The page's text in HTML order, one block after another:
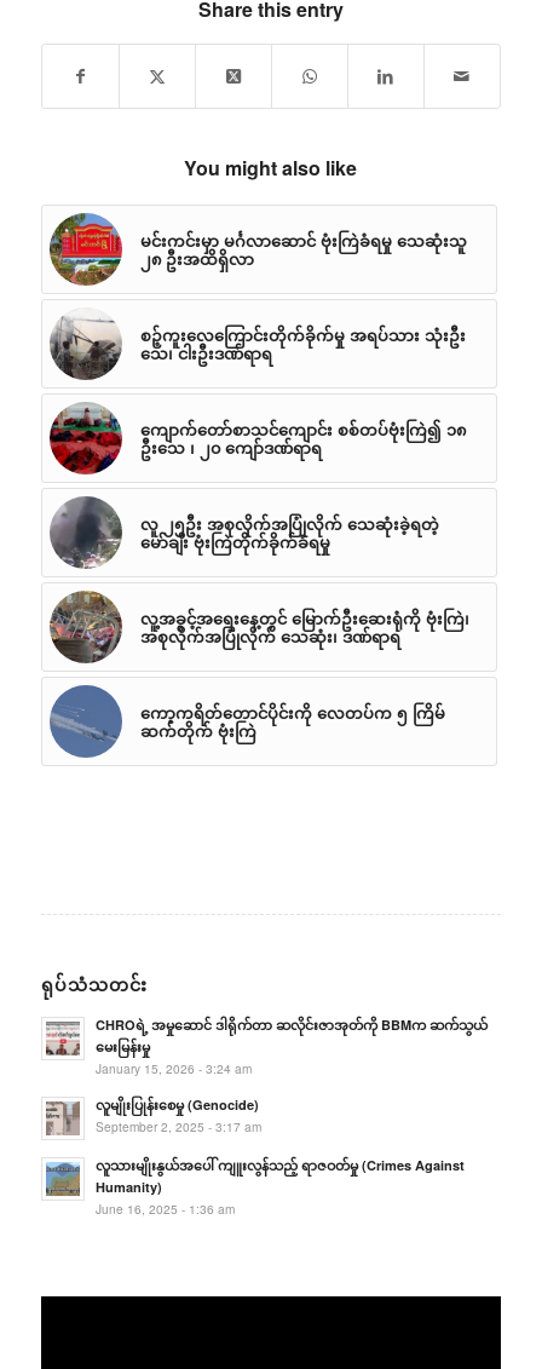
Share this entry
You might also like
မင်းကင်းမှာ မင်္ဂလာဆောင် ဗုံးကြဲခံရမှု သေဆုံးသူ
၂၈ ဦးအထိရှိလာ
စဉ့်ကူးလေကြောင်းတိုက်ခိုက်မှု အရပ်သား သုံးဦး
သေ၊ ငါးဦးဒဏ်ရာရ
ကျောက်တော်စာသင်ကျောင်း စစ်တပ်ဗုံးကြဲ၍ ၁၈
ဦးသေ ၊ ၂၀ ကျော်ဒဏ်ရာရ
လူ ၂၅ဦး အစုလိုက်အပြုံလိုက် သေဆုံးခဲ့ရတဲ့
မော်ချီး ဗုံးကြဲတိုက်ခိုက်ခံရမှု
လူ့အခွင့်အရေးနေ့တွင် မြောက်ဦးဆေးရုံကို ဗုံးကြဲ၊
အစုလိုက်အပြုံလိုက် သေဆုံး၊ ဒဏ်ရာရ
ကော့ကရိတ်တောင်ပိုင်းကို လေတပ်က ၅ ကြိမ်
ဆက်တိုက် ဗုံးကြဲ
ရုပ်သံသတင်း
CHROရဲ့ အမှုဆောင် ဒါရိုက်တာ ဆလိုင်းဇာအုတ်ကို BBMက ဆက်သွယ်
မေးမြန်းမှု
January 15, 2026 - 3:24 am
လူမျိုးပြုန်းစေမှု (Genocide)
September 2, 2025 - 3:17 am
လူသားမျိုးနွယ်အပေါ် ကျူးလွန်သည့် ရာဇဝတ်မှု (Crimes Against
Humanity)
June 16, 2025 - 1:36 am